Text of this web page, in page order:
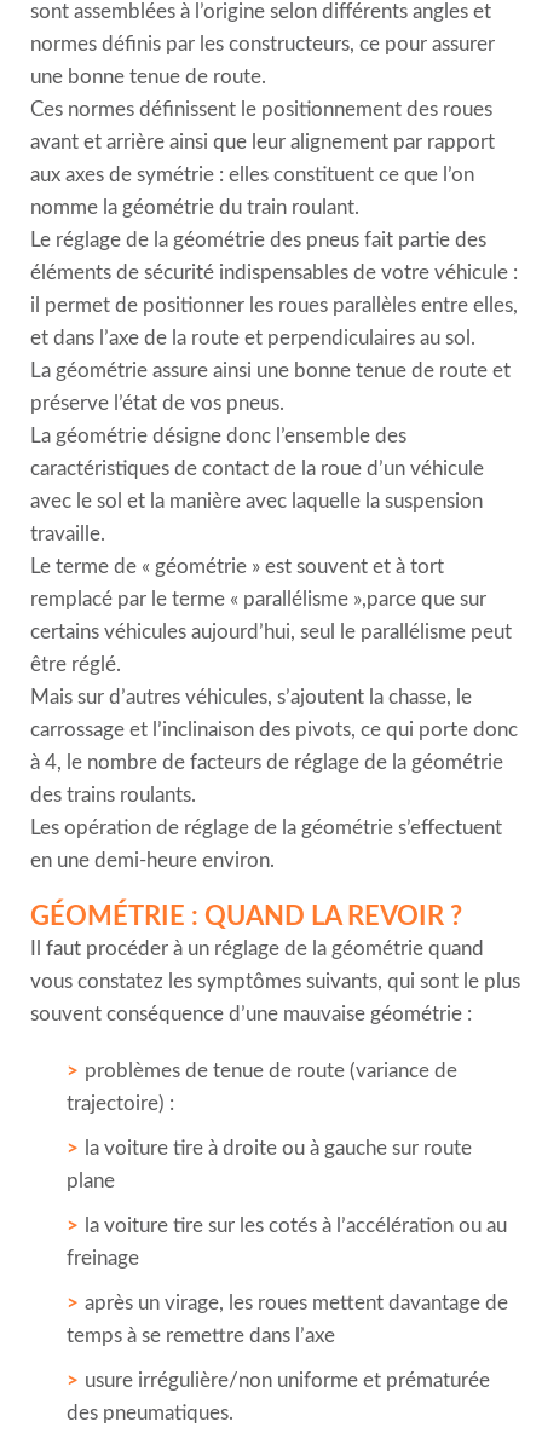
sont assemblées à l’origine selon différents angles et
normes définis par les constructeurs, ce pour assurer
une bonne tenue de route.
Ces normes définissent le positionnement des roues
avant et arrière ainsi que leur alignement par rapport
aux axes de symétrie : elles constituent ce que l’on
nomme la géométrie du train roulant.
Le réglage de la géométrie des pneus fait partie des
éléments de sécurité indispensables de votre véhicule :
il permet de positionner les roues parallèles entre elles,
et dans l’axe de la route et perpendiculaires au sol.
La géométrie assure ainsi une bonne tenue de route et
préserve l’état de vos pneus.
La géométrie désigne donc l’ensemble des
caractéristiques de contact de la roue d’un véhicule
avec le sol et la manière avec laquelle la suspension
travaille.
Le terme de « géométrie » est souvent et à tort
remplacé par le terme « parallélisme »,parce que sur
certains véhicules aujourd’hui, seul le parallélisme peut
être réglé.
Mais sur d’autres véhicules, s’ajoutent la chasse, le
carrossage et l’inclinaison des pivots, ce qui porte donc
à 4, le nombre de facteurs de réglage de la géométrie
des trains roulants.
Les opération de réglage de la géométrie s’effectuent
en une demi-heure environ.
GÉOMÉTRIE : QUAND LA REVOIR ?
Il faut procéder à un réglage de la géométrie quand
vous constatez les symptômes suivants, qui sont le plus
souvent conséquence d’une mauvaise géométrie :
problèmes de tenue de route (variance de
trajectoire) :
la voiture tire à droite ou à gauche sur route
plane
la voiture tire sur les cotés à l’accélération ou au
freinage
après un virage, les roues mettent davantage de
temps à se remettre dans l’axe
usure irrégulière/non uniforme et prématurée
des pneumatiques.